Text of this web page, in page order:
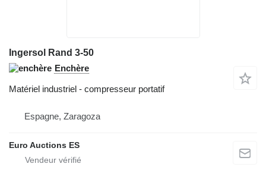
Ingersol Rand 3-50
Enchère
Matériel industriel - compresseur portatif
Espagne, Zaragoza
Euro Auctions ES